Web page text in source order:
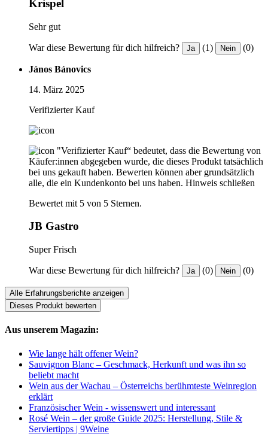
Krispel
Sehr gut
War diese Bewertung für dich hilfreich? Ja (1) Nein (0)
János Bánovics
14. März 2025
Verifizierter Kauf
"Verifizierter Kauf“ bedeutet, dass die Bewertung von
Käufer:innen abgegeben wurde, die dieses Produkt tatsächlich
bei uns gekauft haben. Bewerten können aber grundsätzlich
alle, die ein Kundenkonto bei uns haben. Hinweis schließen
Bewertet mit 5 von 5 Sternen.
JB Gastro
Super Frisch
War diese Bewertung für dich hilfreich? Ja (0) Nein (0)
Alle Erfahrungsberichte anzeigen
Dieses Produkt bewerten
Aus unserem Magazin:
Wie lange hält offener Wein?
Sauvignon Blanc – Geschmack, Herkunft und was ihn so
beliebt macht
Wein aus der Wachau – Österreichs berühmteste Weinregion
erklärt
Französischer Wein - wissenswert und interessant
Rosé Wein – der große Guide 2025: Herstellung, Stile &
Serviertipps | 9Weine